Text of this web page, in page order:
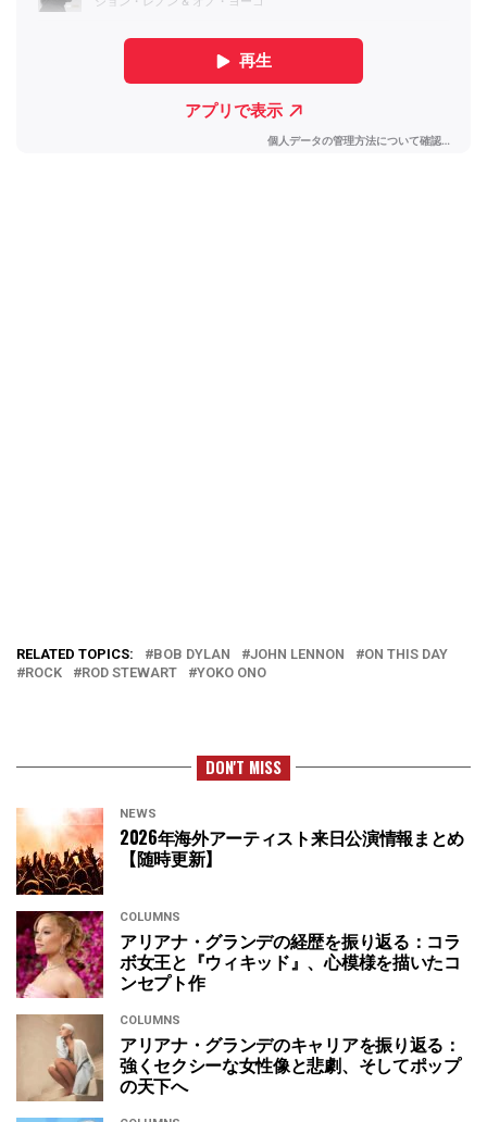
RELATED TOPICS: BOB DYLAN JOHN LENNON
ON THIS DAY
ROCK
ROD STEWART YOKO ONO
DON'T MISS
NEWS
2026年海外アーティスト来日公演情報まとめ
【随時更新】
COLUMNS
アリアナ・グランデの経歴を振り返る：コラ
ボ女王と『ウィキッド』、心模様を描いたコ
ンセプト作
COLUMNS
アリアナ・グランデのキャリアを振り返る：
強くセクシーな女性像と悲劇、そしてポップ
の天下へ